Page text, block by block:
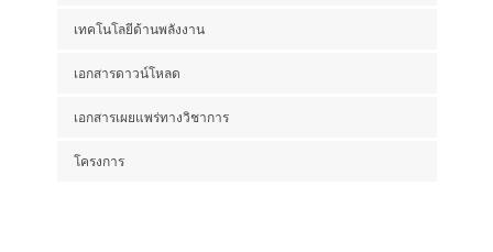
เทคโนโลยีด้านพลังงาน
เอกสารดาวน์โหลด
เอกสารเผยแพร่ทางวิชาการ
โครงการ